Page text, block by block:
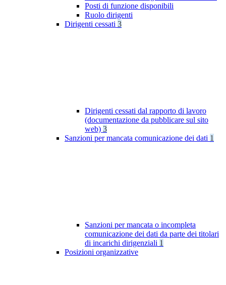
Posti di funzione disponibili
Ruolo dirigenti
Dirigenti cessati 3
Dirigenti cessati dal rapporto di lavoro
(documentazione da pubblicare sul sito
web) 3
Sanzioni per mancata comunicazione dei dati 1
Sanzioni per mancata o incompleta
comunicazione dei dati da parte dei titolari
di incarichi dirigenziali 1
Posizioni organizzative